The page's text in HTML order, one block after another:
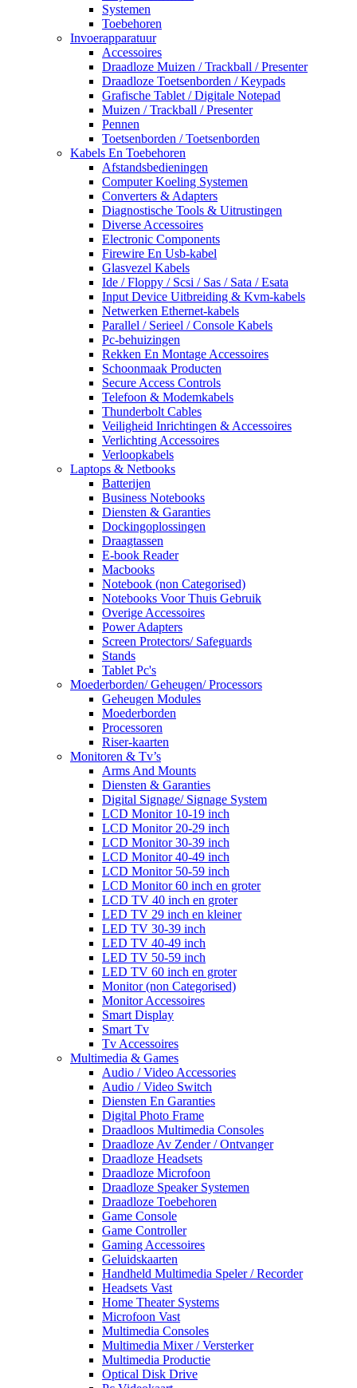
Systemen
Toebehoren
Invoerapparatuur
Accessoires
Draadloze Muizen / Trackball / Presenter
Draadloze Toetsenborden / Keypads
Grafische Tablet / Digitale Notepad
Muizen / Trackball / Presenter
Pennen
Toetsenborden / Toetsenborden
Kabels En Toebehoren
Afstandsbedieningen
Computer Koeling Systemen
Converters & Adapters
Diagnostische Tools & Uitrustingen
Diverse Accessoires
Electronic Components
Firewire En Usb-kabel
Glasvezel Kabels
Ide / Floppy / Scsi / Sas / Sata / Esata
Input Device Uitbreiding & Kvm-kabels
Netwerken Ethernet-kabels
Parallel / Serieel / Console Kabels
Pc-behuizingen
Rekken En Montage Accessoires
Schoonmaak Producten
Secure Access Controls
Telefoon & Modemkabels
Thunderbolt Cables
Veiligheid Inrichtingen & Accessoires
Verlichting Accessoires
Verloopkabels
Laptops & Netbooks
Batterijen
Business Notebooks
Diensten & Garanties
Dockingoplossingen
Draagtassen
E-book Reader
Macbooks
Notebook (non Categorised)
Notebooks Voor Thuis Gebruik
Overige Accessoires
Power Adapters
Screen Protectors/ Safeguards
Stands
Tablet Pc's
Moederborden/ Geheugen/ Processors
Geheugen Modules
Moederborden
Processoren
Riser-kaarten
Monitoren & Tv’s
Arms And Mounts
Diensten & Garanties
Digital Signage/ Signage System
LCD Monitor 10-19 inch
LCD Monitor 20-29 inch
LCD Monitor 30-39 inch
LCD Monitor 40-49 inch
LCD Monitor 50-59 inch
LCD Monitor 60 inch en groter
LCD TV 40 inch en groter
LED TV 29 inch en kleiner
LED TV 30-39 inch
LED TV 40-49 inch
LED TV 50-59 inch
LED TV 60 inch en groter
Monitor (non Categorised)
Monitor Accessoires
Smart Display
Smart Tv
Tv Accessoires
Multimedia & Games
Audio / Video Accessories
Audio / Video Switch
Diensten En Garanties
Digital Photo Frame
Draadloos Multimedia Consoles
Draadloze Av Zender / Ontvanger
Draadloze Headsets
Draadloze Microfoon
Draadloze Speaker Systemen
Draadloze Toebehoren
Game Console
Game Controller
Gaming Accessoires
Geluidskaarten
Handheld Multimedia Speler / Recorder
Headsets Vast
Home Theater Systems
Microfoon Vast
Multimedia Consoles
Multimedia Mixer / Versterker
Multimedia Productie
Optical Disk Drive